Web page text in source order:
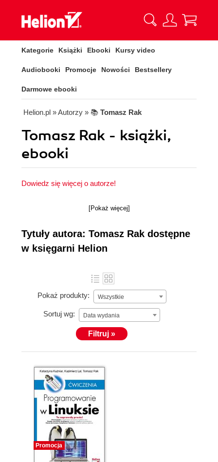
Kategorie Książki Ebooki Kursy video
Audiobooki Promocje Nowości Bestsellery
Darmowe ebooki
Helion.pl » Autorzy » 📚 Tomasz Rak
Tomasz Rak - książki,
ebooki
Dowiedz się więcej o autorze!
[Pokaż więcej]
Tytuły autora: Tomasz Rak dostępne
w księgarni Helion
Pokaż produkty: Wszystkie
Sortuj wg: Data wydania
Filtruj »
Promocja